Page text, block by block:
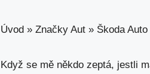
Úvod » Značky Aut » Škoda Auto
Když se mě někdo zeptá, jestli